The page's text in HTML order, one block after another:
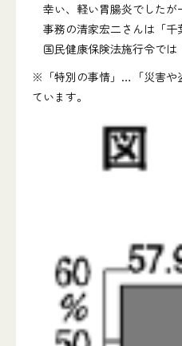
幸い、軽い胃腸炎でしたが
事務の清家宏二さんは「千
国民健康保険法施行令では
※「特別の事情」…「災害や
ています。